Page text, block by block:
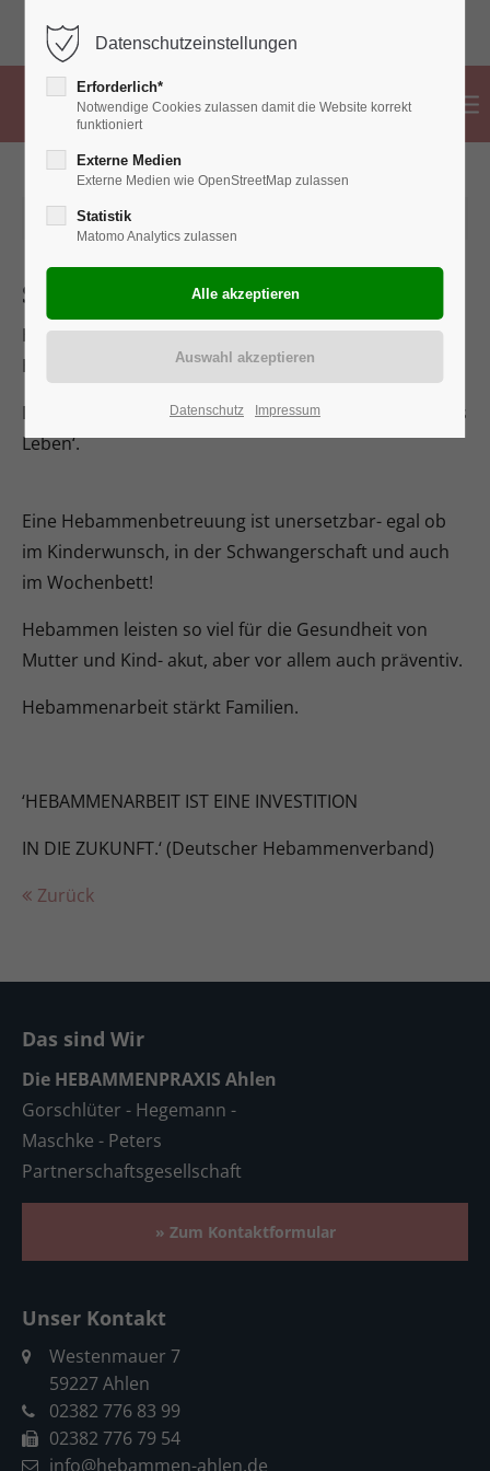
02382 776 83 99 info@hebammen-ahlen.de
2026-05-05 00:00
Starker Anfang- starkes Leben!
Heute, am 5. Mai, jährt sich der Internationale
Hebammentag.
Dieses Jahr unter dem Motto: ‚Starker Anfang- Starkes
Leben‘.
Eine Hebammenbetreuung ist unersetzbar- egal ob
im Kinderwunsch, in der Schwangerschaft und auch
im Wochenbett!
Hebammen leisten so viel für die Gesundheit von
Mutter und Kind- akut, aber vor allem auch präventiv.
Hebammenarbeit stärkt Familien.
‘HEBAMMENARBEIT IST EINE INVESTITION
IN DIE ZUKUNFT.‘ (Deutscher Hebammenverband)
Zurück
Das sind Wir
Die HEBAMMENPRAXIS Ahlen
Gorschlüter - Hegemann -
Maschke - Peters
Partnerschaftsgesellschaft
» Zum Kontaktformular
Unser Kontakt
Westenmauer 7
59227 Ahlen
02382 776 83 99
02382 776 79 54
info@hebammen-ahlen.de
Datenschutzeinstellungen
Erforderlich*
Notwendige Cookies zulassen damit die Website korrekt
funktioniert
Externe Medien
Externe Medien wie OpenStreetMap zulassen
Statistik
Matomo Analytics zulassen
Datenschutz Impressum